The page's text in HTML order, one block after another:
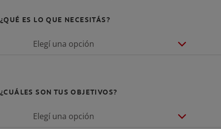
¿QUÉ ES LO QUE NECESITÁS?
Elegí una opción
¿CUÁLES SON TUS OBJETIVOS?
Elegí una opción